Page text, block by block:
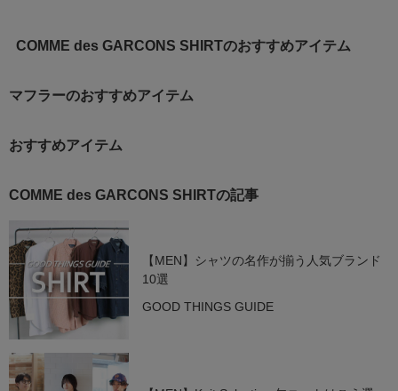
COMME des GARCONS SHIRTのおすすめアイテム
マフラーのおすすめアイテム
おすすめアイテム
COMME des GARCONS SHIRTの記事
【MEN】シャツの名作が揃う人気ブランド
10選
GOOD THINGS GUIDE